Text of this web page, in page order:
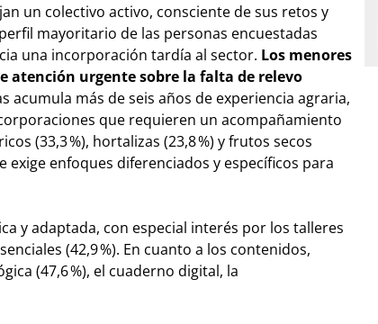
un colectivo activo, consciente de sus retos y
mayoritario de las personas encuestadas
una incorporación tardía al sector. Los menores
atención urgente sobre la falta de relevo
acumula más de seis años de experiencia agraria,
que requieren un acompañamiento
(33,3 %), hortalizas (23,8 %) y frutos secos
enfoques diferenciados y específicos para
y adaptada, con especial interés por los talleres
(42,9 %). En cuanto a los contenidos,
(47,6 %), el cuaderno digital, la